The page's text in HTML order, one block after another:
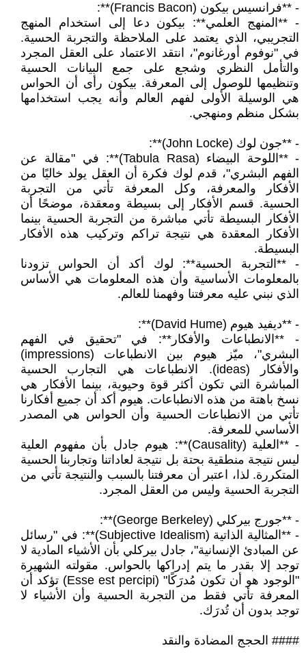
- **فرانسيس بيكون (Francis Bacon)**:
- **المنهج العلمي**: بيكون دعا إلى استخدام المنهج
التجريبي، الذي يعتمد على الملاحظة والتجربة الحسية.
في "نوفوم أورغانوم"، انتقد الاعتماد على العقل المجرد
والتأمل النظري وشجع على جمع البيانات الحسية
وتنظيمها للوصول إلى المعرفة. بيكون رأى أن الحواس
هي الوسيلة الأولى لفهم العالم وأنه يجب استخدامها
بشكل منظم ومنهجي.
- **جون لوك (John Locke)**:
- **اللوحة البيضاء (Tabula Rasa)**: في "مقالة عن
الفهم البشري"، قدم لوك فكرة أن العقل يولد خاليًا من
الأفكار والمعرفة، وكل المعرفة تأتي من التجربة
الحسية. قسم الأفكار إلى بسيطة ومعقدة، موضحًا أن
الأفكار البسيطة تأتي مباشرة من التجربة الحسية بينما
الأفكار المعقدة هي نتيجة تراكم وتركيب هذه الأفكار
البسيطة.
- **التجربة الحسية**: لوك أكد أن الحواس تزودنا
بالمعلومات الأساسية وأن هذه المعلومات هي الأساس
الذي نبني عليه معرفتنا وفهمنا للعالم.
- **ديفيد هيوم (David Hume)**:
- **الانطباعات والأفكار**: في "تحقيق في الفهم
البشري"، ميّز هيوم بين الانطباعات (impressions)
والأفكار (ideas). الانطباعات هي التجارب الحسية
المباشرة التي تكون أكثر قوة وحيوية، بينما الأفكار هي
نسخ باهتة من هذه الانطباعات. هيوم أكد أن جميع أفكارنا
تأتي من الانطباعات الحسية وأن الحواس هي المصدر
الأساسي للمعرفة.
- **العلية (Causality)**: هيوم جادل بأن مفهوم العلية
ليس نتيجة منطقية بحتة بل نتيجة لعاداتنا وتجاربنا الحسية
المتكررة. لذا، اعتبر أن معرفتنا بالسبب والنتيجة تأتي من
التجربة الحسية وليس من العقل المجرد.
- **جورج بيركلي (George Berkeley)**:
- **المثالية الذاتية (Subjective Idealism)**: في "رسائل
عن المبادئ الإنسانية"، جادل بيركلي بأن الأشياء المادية لا
توجد إلا بقدر ما يتم إدراكها بالحواس. مقولته الشهيرة
"الوجود هو أن تكون مُدرَكًا" (Esse est percipi) تؤكد أن
المعرفة تأتي فقط من التجربة الحسية وأن الأشياء لا
توجد بدون أن تُدرَك.
#### الحجج المضادة والنقد